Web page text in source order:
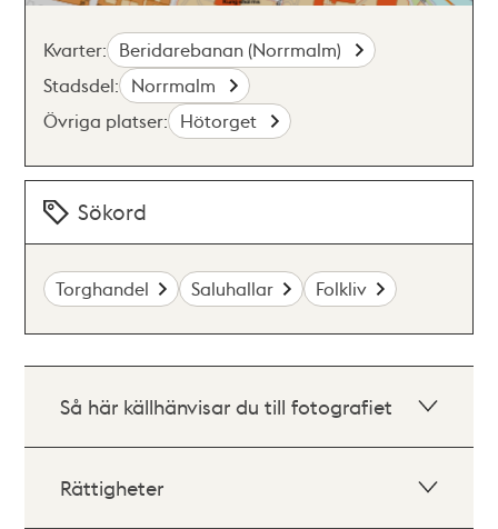
Kvarter: Beridarebanan (Norrmalm)
Stadsdel: Norrmalm
Övriga platser: Hötorget
Sökord
Torghandel Saluhallar Folkliv
Så här källhänvisar du till fotografiet
Rättigheter